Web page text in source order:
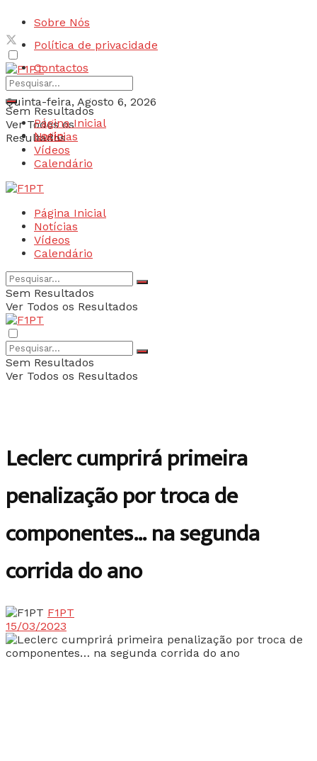
Sobre Nós
Política de privacidade
Contactos
Quinta-feira, Agosto 6, 2026
Login
Sem Resultados
Ver Todos os
Resultados
Página Inicial
Notícias
Vídeos
Calendário
Página Inicial
Notícias
Vídeos
Calendário
Sem Resultados
Ver Todos os Resultados
Sem Resultados
Ver Todos os Resultados
Leclerc cumprirá primeira
penalização por troca de
componentes… na segunda
corrida do ano
F1PT
15/03/2023